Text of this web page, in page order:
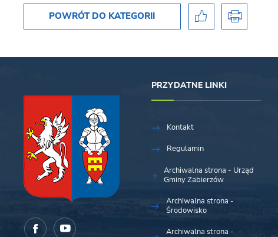
POWRÓT DO KATEGORII
PRZYDATNE LINKI
Kontakt
Regulamin
Archiwalna strona - Urząd
Gminy Zabierzów
Archiwalna strona -
Środowisko
Archiwalna strona -